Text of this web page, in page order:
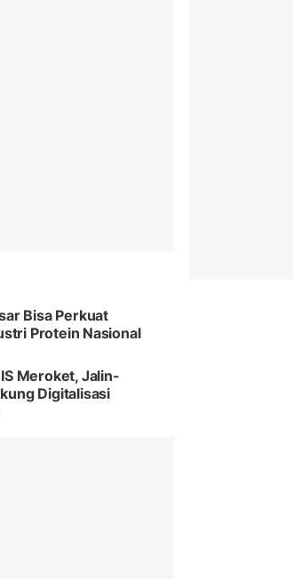
Bisa Perkuat
Protein Nasional
Meroket, Jalin-
Digitalisasi